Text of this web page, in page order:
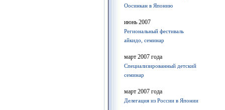
Оосинкан в Японию
июнь 2007
Региональный фестиваль
айкидо, семинар
март 2007 года
Специализированный детский
семинар
март 2007 года
Делегация из России в Японии